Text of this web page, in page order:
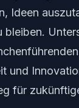
Ideen
und
für